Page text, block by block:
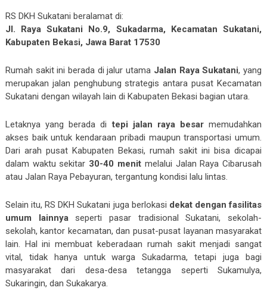
RS DKH Sukatani beralamat di:
Jl. Raya Sukatani No.9, Sukadarma, Kecamatan Sukatani,
Kabupaten Bekasi, Jawa Barat 17530
Rumah sakit ini berada di jalur utama Jalan Raya Sukatani, yang
merupakan jalan penghubung strategis antara pusat Kecamatan
Sukatani dengan wilayah lain di Kabupaten Bekasi bagian utara.
Letaknya yang berada ditepi jalan raya besarmemudahkan
akses baik untuk kendaraan pribadi maupun transportasi umum.
Dari arah pusat Kabupaten Bekasi, rumah sakit ini bisa dicapai
dalam waktu sekitar 30-40 menit melalui Jalan Raya Cibarusah
atau Jalan Raya Pebayuran, tergantung kondisi lalu lintas.
Selain itu, RS DKH Sukatani juga berlokasi dekat dengan fasilitas
umum lainnyaseperti pasar tradisional Sukatani, sekolah-
sekolah, kantor kecamatan, dan pusat-pusat layanan masyarakat
lain. Hal ini membuat keberadaan rumah sakit menjadi sangat
vital, tidak hanya untuk warga Sukadarma, tetapi juga bagi
masyarakat dari desa-desa tetangga seperti Sukamulya,
Sukaringin, dan Sukakarya.